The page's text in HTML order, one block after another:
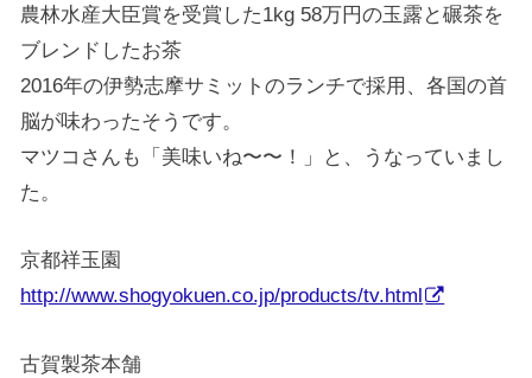
農林水産大臣賞を受賞した1kg 58万円の玉露と碾茶を
ブレンドしたお茶
2016年の伊勢志摩サミットのランチで採用、各国の首
脳が味わったそうです。
マツコさんも「美味いね〜〜！」と、うなっていまし
た。
京都祥玉園
http://www.shogyokuen.co.jp/products/tv.html
古賀製茶本舗